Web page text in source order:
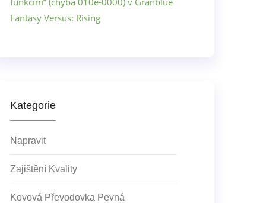
Fantasy Versus: Rising
Kategorie
Napravit
Zajištění Kvality
Kovová Převodovka Pevná